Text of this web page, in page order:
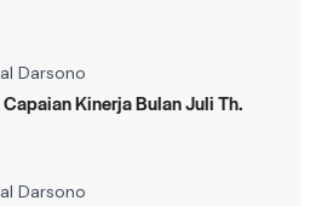
Darsono
Kinerja Bulan Juli Th.
Darsono